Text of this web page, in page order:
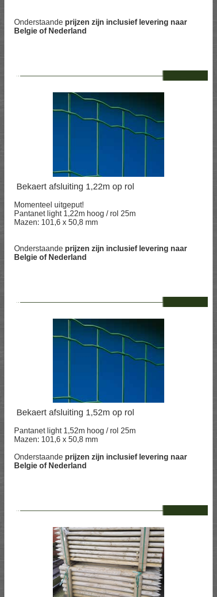
Onderstaande prijzen zijn inclusief levering naar
Belgie of Nederland
--
Bekaert afsluiting 1,22m op rol
Momenteel uitgeput!
Pantanet light 1,22m hoog / rol 25m
Mazen: 101,6 x 50,8 mm
Onderstaande prijzen zijn inclusief levering naar
Belgie of Nederland
--
Bekaert afsluiting 1,52m op rol
Pantanet light 1,52m hoog / rol 25m
Mazen: 101,6 x 50,8 mm
Onderstaande prijzen zijn inclusief levering naar
Belgie of Nederland
--